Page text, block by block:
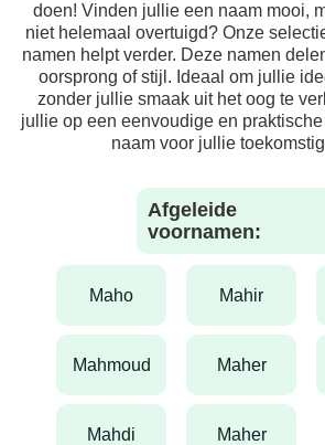
doen! Vinden jullie een naam mooi,
niet helemaal overtuigd? Onze
namen helpt verder. Deze namen
oorsprong of stijl. Ideaal om jullie
zonder jullie smaak uit het oog te
jullie op een eenvoudige en
naam voor jullie
Afgeleide
voornamen:
maho mahir
mahmoud maher
mahdi maher